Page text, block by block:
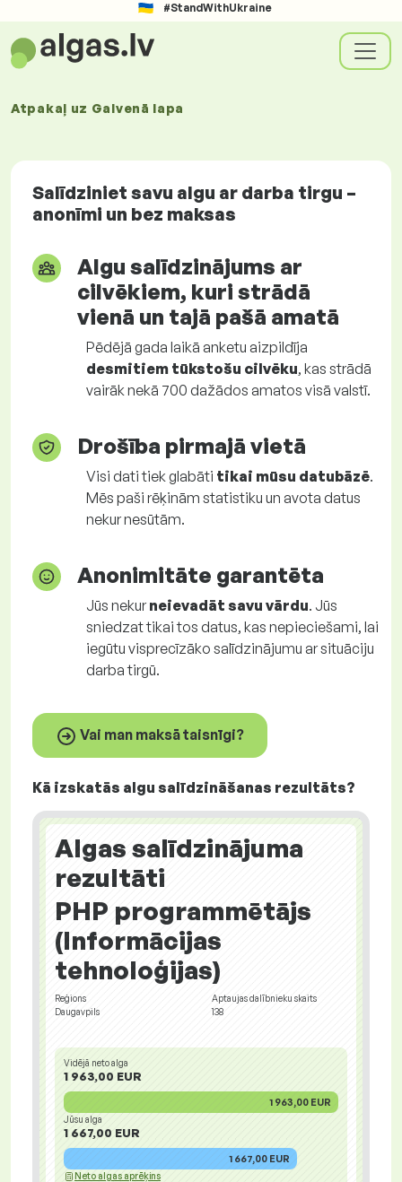
#StandWithUkraine
Atpakaļ uz Galvenā lapa
Salīdziniet savu algu ar darba tirgu –
anonīmi un bez maksas
Algu salīdzinājums ar
cilvēkiem, kuri strādā
vienā un tajā pašā amatā
Pēdējā gada laikā anketu aizpildīja
desmitiem tūkstošu cilvēku, kas strādā
vairāk nekā 700 dažādos amatos visā valstī.
Drošība pirmajā vietā
Visi dati tiek glabāti tikai mūsu datubāzē.
Mēs paši rēķinām statistiku un avota datus
nekur nesūtām.
Anonimitāte garantēta
Jūs nekur neievadāt savu vārdu. Jūs
sniedzat tikai tos datus, kas nepieciešami, lai
iegūtu visprecīzāko salīdzinājumu ar situāciju
darba tirgū.
Vai man maksā taisnīgi?
Kā izskatās algu salīdzināšanas rezultāts?
Algas salīdzinājuma
rezultāti
PHP programmētājs
(Informācijas
tehnoloģijas)
Reģions
Daugavpils
Aptaujas dalībnieku skaits
138
Vidējā neto alga
1 963,00 EUR
1 963,00 EUR
Jūsu alga
1 667,00 EUR
1 667,00 EUR
Neto algas aprēķins